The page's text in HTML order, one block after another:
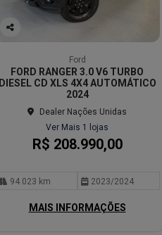
arti
lhe
Ford
FORD RANGER 3.0 V6 TURBO
DIESEL CD XLS 4X4 AUTOMÁTICO
2024
Dealer Nações Unidas
Ver Mais 1 lojas
R$ 208.990,00
94.023 km 2023/2024
MAIS INFORMAÇÕES